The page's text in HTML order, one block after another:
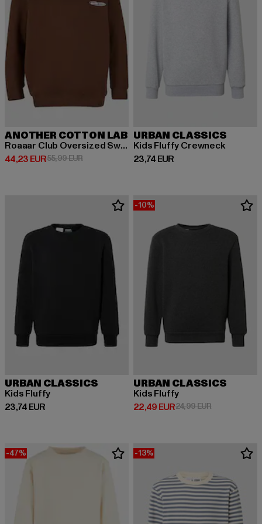
ANOTHER COTTON LAB
Roaaar Club Oversized Sweater
44,23 EUR
Derzeitiger Preis: 44,23 EUR
55,99 EURAktionspreis: 55,99 EUR
URBAN CLASSICS
Kids Fluffy Crewneck
23,74 EUR
Derzeitiger Preis: 23,74 EUR
URBAN CLASSICS
Kids Fluffy
23,74 EUR
Derzeitiger Preis: 23,74 EUR
-10%
URBAN CLASSICS
Kids Fluffy
22,49 EUR
Derzeitiger Preis: 22,49 EUR
24,99 EURAktionspreis:
-47% -13%